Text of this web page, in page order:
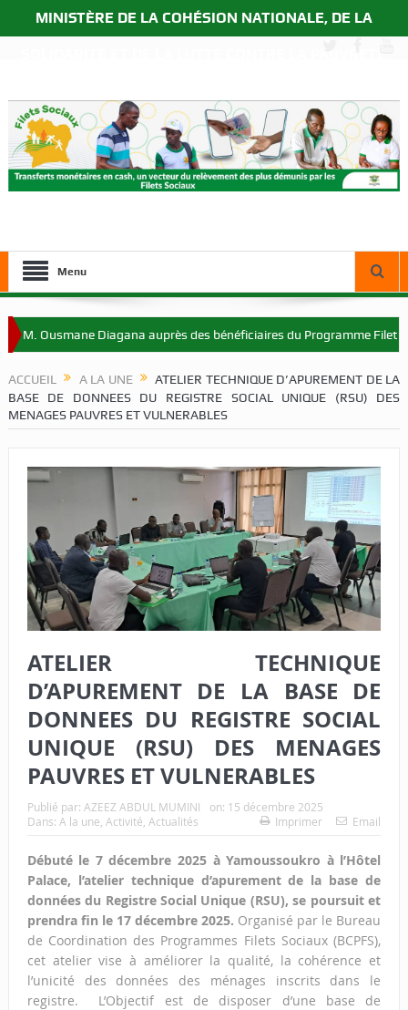
MINISTÈRE DE LA COHÉSION NATIONALE, DE LA
Menu
Diagana auprès des bénéficiaires du Programme Filets
ACCUEIL A LA UNE
ATELIER TECHNIQUE D’APUREMENT DE LA
BASE DE DONNEES DU REGISTRE SOCIAL UNIQUE (RSU) DES
MENAGES PAUVRES ET VULNERABLES
ATELIER TECHNIQUE
D’APUREMENT DE LA BASE DE
DONNEES DU REGISTRE SOCIAL
UNIQUE (RSU) DES MENAGES
PAUVRES ET VULNERABLES
Publié par: AZEEZ ABDUL MUMINI on: 15 décembre 2025
Dans: A la une Activité Actualités Imprimer Email
Débuté le 7 décembre 2025 à Yamoussoukro à l’Hôtel
Palace, l’atelier technique d’apurement de la base de
données du Registre Social Unique (RSU), se poursuit et
prendra fin le 17 décembre 2025. Organisé par le Bureau
de Coordination des Programmes Filets Sociaux (BCPFS),
cet atelier vise à améliorer la qualité, la cohérence et
l’unicité des données des ménages inscrits dans le
registre. L’Objectif est de disposer d’une base de